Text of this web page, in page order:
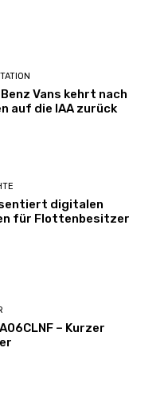
Vans kehrt nach
auf die IAA zurück
digitalen
für Flottenbesitzer
– Kurzer